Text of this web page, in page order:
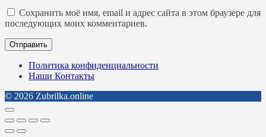
Сохранить моё имя, email и адрес сайта в этом браузере для
последующих моих комментариев.
Политика конфиденциальности
Наши Контакты
© 2026 Zubrilka.online